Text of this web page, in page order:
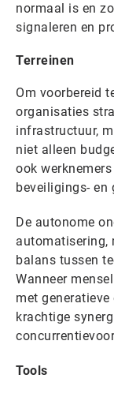
normaal is en
signaleren en
Terreinen
Om voorbereid
organisaties
infrastructuur,
niet alleen
ook
beveiligings- en
De autonome
automatisering,
balans tussen
Wanneer
met
krachtige
Tools